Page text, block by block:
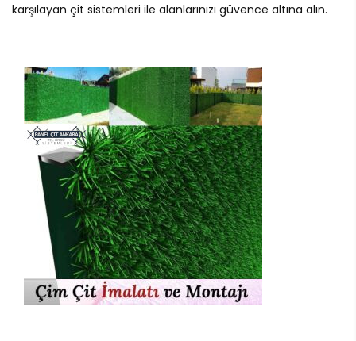
karşılayan çit sistemleri ile alanlarınızı güvence altına alın.